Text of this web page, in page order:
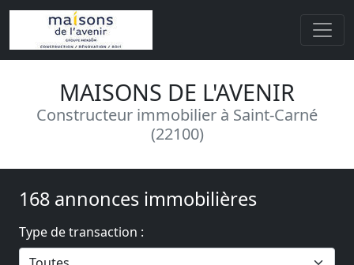
MAISONS DE L'AVENIR
Constructeur immobilier à Saint-Carné
(22100)
168 annonces immobilières
Type de transaction :